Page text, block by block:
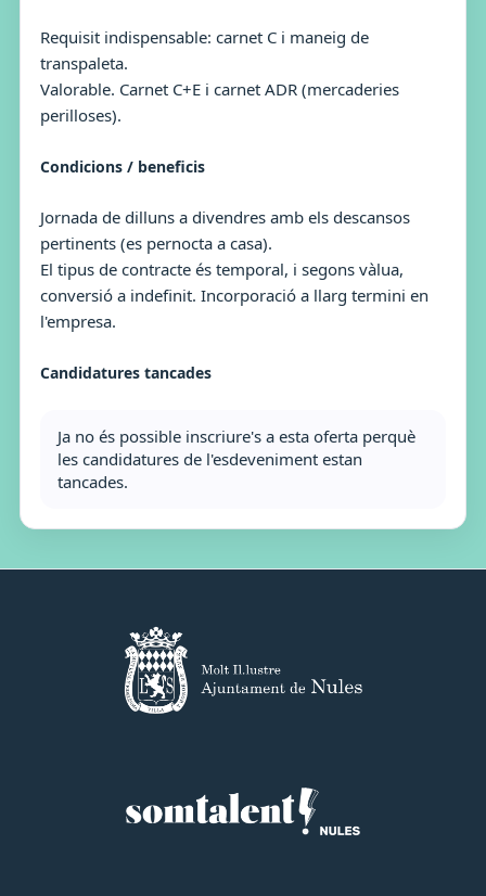
Requisit indispensable: carnet C i maneig de
transpaleta.
Valorable. Carnet C+E i carnet ADR (mercaderies
perilloses).
Condicions / beneficis
Jornada de dilluns a divendres amb els descansos
pertinents (es pernocta a casa).
El tipus de contracte és temporal, i segons vàlua,
conversió a indefinit. Incorporació a llarg termini en
l'empresa.
Candidatures tancades
Ja no és possible inscriure's a esta oferta perquè
les candidatures de l'esdeveniment estan
tancades.